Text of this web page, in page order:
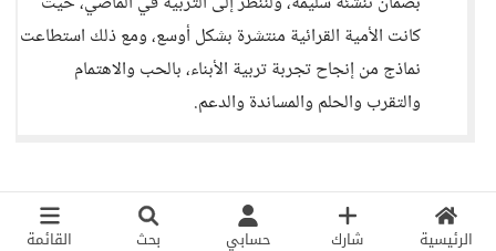
الرئيسية شارك حسابي بحث القائمة
كانت الأمية القرائية منتشرة بشكل أوسع، ومع ذلك استطاعت
نماذج من إنجاح تجربة تربية الأبناء، بالحب والاهتمام
والتقرب والحلم والمساندة والدعم.